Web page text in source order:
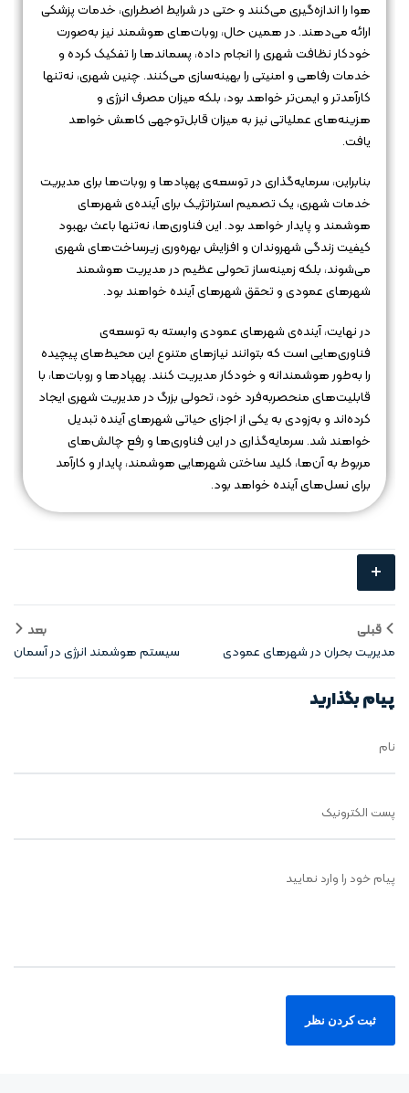
هوا را اندازه‌گیری می‌کنند و حتی در شرایط اضطراری، خدمات پزشکی
ارائه می‌دهند. در همین حال، روبات‌های هوشمند نیز به‌صورت
خودکار نظافت شهری را انجام داده، پسماندها را تفکیک کرده و
خدمات رفاهی و امنیتی را بهینه‌سازی می‌کنند. چنین شهری، نه‌تنها
کارآمدتر و ایمن‌تر خواهد بود، بلکه میزان مصرف انرژی و
هزینه‌های عملیاتی نیز به میزان قابل‌توجهی کاهش خواهد
یافت.
بنابراین، سرمایه‌گذاری در توسعه‌ی پهپادها و روبات‌ها برای مدیریت
خدمات شهری، یک تصمیم استراتژیک برای آینده‌ی شهرهای
هوشمند و پایدار خواهد بود. این فناوری‌ها، نه‌تنها باعث بهبود
کیفیت زندگی شهروندان و افزایش بهره‌وری زیرساخت‌های شهری
می‌شوند، بلکه زمینه‌ساز تحولی عظیم در مدیریت هوشمند
شهرهای عمودی و تحقق شهرهای آینده خواهند بود.
در نهایت، آینده‌ی شهرهای عمودی وابسته به توسعه‌ی
فناوری‌هایی است که بتوانند نیازهای متنوع این محیط‌های پیچیده
را به‌طور هوشمندانه و خودکار مدیریت کنند. پهپادها و روبات‌ها، با
قابلیت‌های منحصربه‌فرد خود، تحولی بزرگ در مدیریت شهری ایجاد
کرده‌اند و به‌زودی به یکی از اجزای حیاتی شهرهای آینده تبدیل
خواهند شد. سرمایه‌گذاری در این فناوری‌ها و رفع چالش‌های
مربوط به آن‌ها، کلید ساختن شهرهایی هوشمند، پایدار و کارآمد
برای نسل‌های آینده خواهد بود.
+
قبلی
مدیریت بحران در شهرهای عمودی
با iot
بعد
سیستم‌ هوشمند انرژی در آسمان‌
خراش‌ ها
پیام بگذارید
نام
پست الکترونیک
پیام خود را وارد نمایید